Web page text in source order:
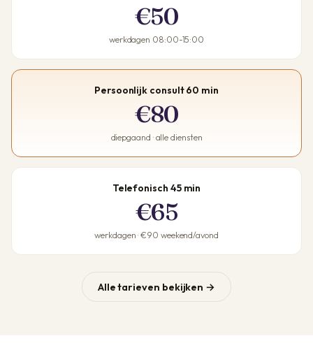
€50
werkdagen 08:00-15:00
Persoonlijk consult 60 min
€80
diepgaand · alle diensten
Telefonisch 45 min
€65
werkdagen · €90 weekend/avond
Alle tarieven bekijken →